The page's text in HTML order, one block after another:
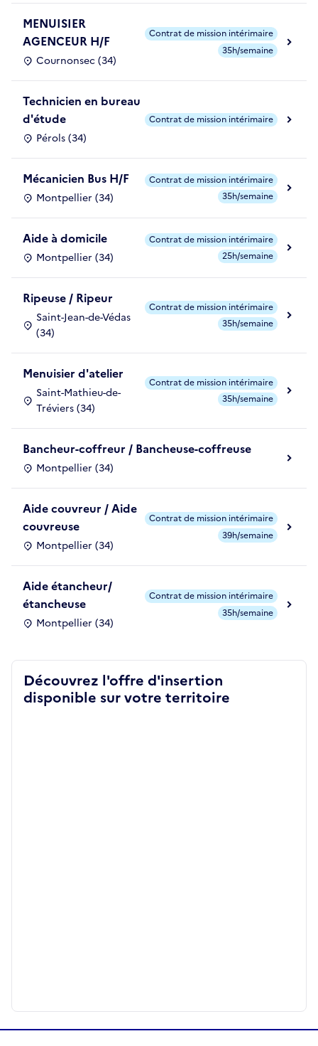
MENUISIER
AGENCEUR H/F
Cournonsec (34)
Contrat de mission intérimaire
35h/semaine
Technicien en bureau
d'étude
Pérols (34)
Contrat de mission intérimaire
Mécanicien Bus H/F
Montpellier (34)
Contrat de mission intérimaire
35h/semaine
Aide à domicile
Montpellier (34)
Contrat de mission intérimaire
25h/semaine
Ripeuse / Ripeur
Saint-Jean-de-Védas
(34)
Contrat de mission intérimaire
35h/semaine
Menuisier d'atelier
Saint-Mathieu-de-
Tréviers (34)
Contrat de mission intérimaire
35h/semaine
Bancheur-coffreur / Bancheuse-coffreuse
Montpellier (34)
Aide couvreur / Aide
couvreuse
Montpellier (34)
Contrat de mission intérimaire
39h/semaine
Aide étancheur/
étancheuse
Montpellier (34)
Contrat de mission intérimaire
35h/semaine
Découvrez l'offre d'insertion
disponible sur votre territoire